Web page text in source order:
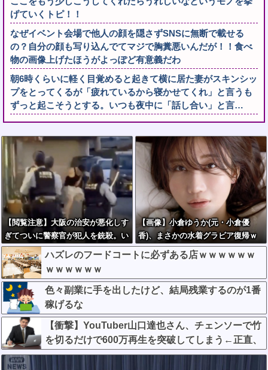
げていくトピ！！
なぜイベント会場で他人の顔を隠さずSNSに無断で載せる
の？自分の顔も写り込んでてマジで胸糞悪いんだが！！食べ
物の画像上げたほうがよっぽど有意義だわ
朝6時くらいに軽く目覚めると起きて横に居た妻がスキンシッ
プをとってくるが「疲れているから寝かせてくれ」と言うも
ずっと起こそうとする。いつも夜中に「話し合い」と言…
【閲覧注意】大阪の治安が悪化しす
ぎてついに警察官が犯人を銃殺。い
よいよアメリカみたいになってきた
な
【画像】小倉ゆうか(元・小倉優
香)、まさかの水着グラビア復帰ｗ
ｗｗｗｗ
ハズレのフードコートに必ずある店ｗｗｗｗｗｗ
ｗｗｗｗｗｗ
色々副業に手を出したけど、結局残業するのが1番
稼げるな
【衝撃】YouTuber山口達也さん、チェンソーで竹
を切るだけで600万再生を突破してしまう←正直、
こう言うのでいいんだよなw w w w w w w w